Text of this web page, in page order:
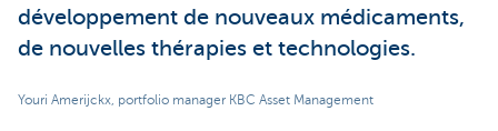
développement de nouveaux médicaments,
de nouvelles thérapies et technologies.
Youri Amerijckx, portfolio manager KBC Asset Management